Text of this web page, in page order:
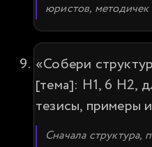
юристов,
«Собери
[тема]: H1, 6 H2,
тезисы, примеры
Сначала структура,